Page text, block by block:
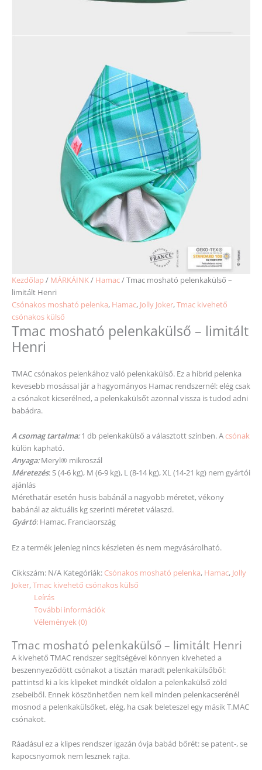
Kezdőlap / MÁRKÁINK/ Hamac/ Tmac mosható pelenkakülső –
limitált Henri
Csónakos mosható pelenka, Hamac, Jolly Joker,Tmac kivehető
csónakos külső
Tmac mosható pelenkakülső – limitált
Henri
TMAC csónakos pelenkához való pelenkakülső. Ez a hibrid pelenka
kevesebb mosással jár a hagyományos Hamac rendszernél: elég csak
a csónakot kicserélned, a pelenkakülsőt azonnal vissza is tudod adni
babádra.
A csomag tartalma:1 db pelenkakülső a választott színben. Acsónak
külön kapható.
Anyaga: Meryl® mikroszál
Méretezés: S (4-6 kg), M (6-9 kg), L (8-14 kg), XL (14-21 kg) nem gyártói
ajánlás
Mérethatár esetén husis babánál a nagyobb méretet, vékony
babánál az aktuális kgszerinti méretetválaszd.
Gyártó: Hamac, Franciaország
Ez a termék jelenleg nincs készleten és nem megvásárolható.
Cikkszám: N/A Kategóriák: Csónakos mosható pelenka, Hamac, Jolly
Joker,Tmac kivehető csónakos külső
Leírás
További információk
Vélemények (0)
Tmac mosható pelenkakülső – limitált Henri
A kivehető TMAC rendszer segítségével könnyen kiveheted a
beszennyeződött csónakot a tisztán maradt pelenkakülsőből:
pattintsd ki a kis klipeket mindkét oldalon a pelenkakülső zöld
zsebeiből. Ennek köszönhetően nem kell minden pelenkacserénél
mosnod a pelenkakülsőket, elég, ha csak beleteszel egy másik T.MAC
csónakot.
Ráadásul ez a klipes rendszer igazán óvja babád bőrét: se patent-, se
kapocsnyomok nem lesznek rajta.